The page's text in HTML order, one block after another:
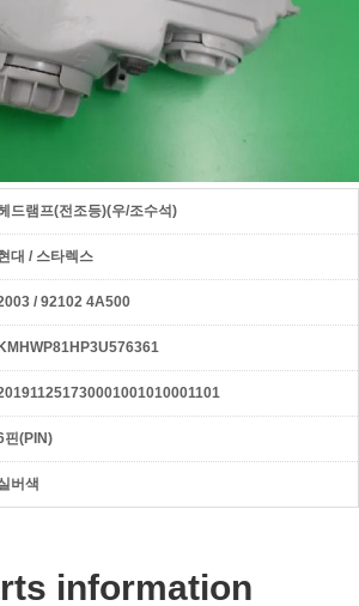
드램프(전조등)(우/조수석)
대 / 스타렉스
/ 92102 4A500
KMHWP81HP3U576361
핀(PIN)
버색
information